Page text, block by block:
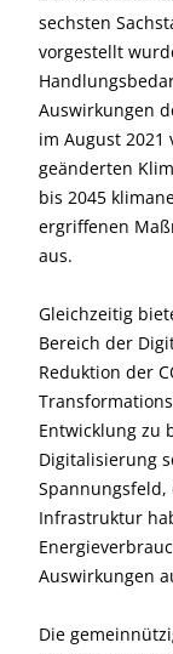
sechsten
vorgestellt
Auswirkungen
im August
geänderten
bis 2045
ergriffenen
aus.
Gleichzeitig
Bereich der
Reduktion der
Entwicklung zu
Digitalisierung
Spannungsfeld,
Infrastruktur
Auswirkungen
Die